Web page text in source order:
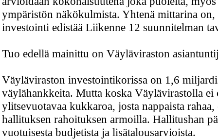
ympäristön näkökulmista. Yhtenä mittarina on,
investointi edistää Liikenne 12 suunnitelman
Tuo edellä mainittu on Väyläviraston
Väyläviraston investointikorissa on 1,6
väylähankkeita. Mutta koska Väylävirastolla ei
ylitsevuotavaa kukkaroa, josta nappaista rahaa,
hallituksen rahoituksen armoilla. Hallitushan
vuotuisesta budjetista ja lisätalousarvioista.